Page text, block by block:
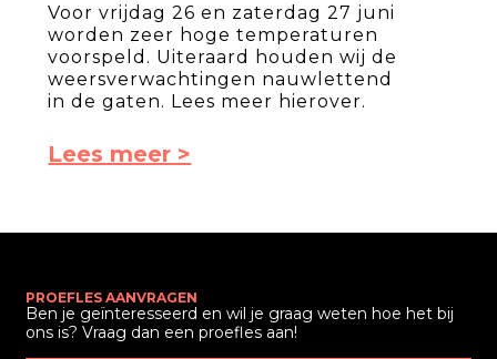
Voor vrijdag 26 en zaterdag 27 juni
worden zeer hoge temperaturen
voorspeld. Uiteraard houden wij de
weersverwachtingen nauwlettend
in de gaten. Lees meer hierover.
Lees meer >
PROEFLES AANVRAGEN
Ben je geïnteresseerd en wil je graag weten hoe het bij
ons is? Vraag dan een proefles aan!